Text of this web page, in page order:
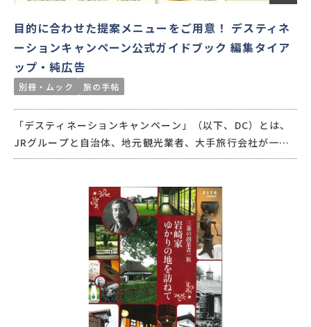
目的に合わせた提案メニューをご用意！ デスティネ
ーションキャンペーン公式ガイドブック 編集タイア
ップ・純広告
別冊・ムック 旅の手帖
「デスティネーションキャンペーン」（以下、DC）とは、
JRグループと自治体、地元観光業者、大手旅行会社が一体
となり、一定期間県やエリアの観光宣伝をするキャンペー
帖』特別付録の公式ガイドブックを長年手がけており、対象
エリアの観光スポットや魅力を余すところなく紹介してい